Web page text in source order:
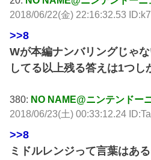
2018/06/22(金) 22:16:32.53
>>8
Wが本編ナンバリングじゃ
してる以上残る答えは1つし
380: NO NAME@ニンテンドー
2018/06/23(土) 00:33:12.24
>>8
ミドルレンジって言葉はあ